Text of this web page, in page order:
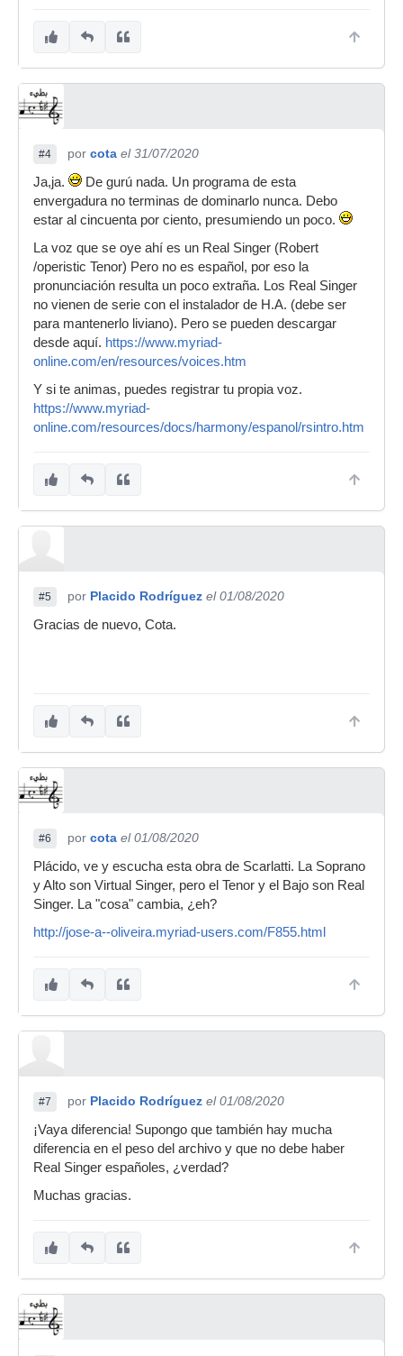
#4 por cota el 31/07/2020
Ja,ja.
De gurú nada. Un programa de esta
envergadura no terminas de dominarlo nunca. Debo
estar al cincuenta por ciento, presumiendo un poco.
La voz que se oye ahí es un Real Singer (Robert
/operistic Tenor) Pero no es español, por eso la
pronunciación resulta un poco extraña. Los Real Singer
no vienen de serie con el instalador de H.A. (debe ser
para mantenerlo liviano). Pero se pueden descargar
desde aquí. https://www.myriad-
online.com/en/resources/voices.htm
Y si te animas, puedes registrar tu propia voz.
https://www.myriad-
online.com/resources/docs/harmony/espanol/rsintro.htm
#5 por Placido Rodríguez el 01/08/2020
Gracias de nuevo, Cota.
#6 por cota el 01/08/2020
Plácido, ve y escucha esta obra de Scarlatti. La Soprano
y Alto son Virtual Singer, pero el Tenor y el Bajo son Real
Singer. La "cosa" cambia, ¿eh?
http://jose-a--oliveira.myriad-users.com/F855.html
#7 por Placido Rodríguez el 01/08/2020
¡Vaya diferencia! Supongo que también hay mucha
diferencia en el peso del archivo y que no debe haber
Real Singer españoles, ¿verdad?
Muchas gracias.